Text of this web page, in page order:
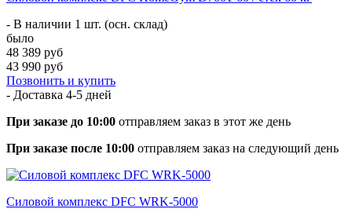
- В наличии 1 шт. (осн. склад)
было
48 389 руб
43 990 руб
Позвонить и купить
- Доставка 4-5 дней
При заказе до 10:00 отправляем заказ в этот же день
При заказе после 10:00 отправляем заказ на следующий день
Силовой комплекс DFC WRK-5000